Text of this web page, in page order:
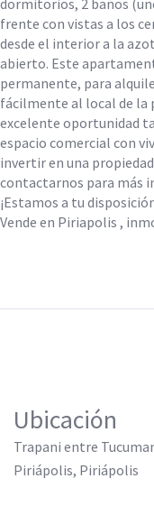
dormitorios, 2 baños
frente con vistas a los
desde el interior a la
abierto. Este
permanente, para
fácilmente al local de la
excelente oportunidad
espacio comercial con
invertir en una
contactarnos para más
¡Estamos a tu
Vende en Piriapolis ,
Ubicación
Trapani entre
Piriápolis, Piriápolis